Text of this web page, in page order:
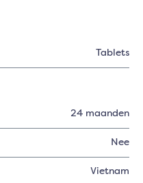
Tablets
24 maanden
Nee
Vietnam